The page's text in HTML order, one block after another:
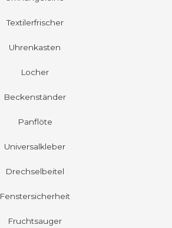
Textilerfrischer
Uhrenkasten
Locher
Beckenständer
Panflöte
Universalkleber
Drechselbeitel
Fenstersicherheit
Fruchtsauger